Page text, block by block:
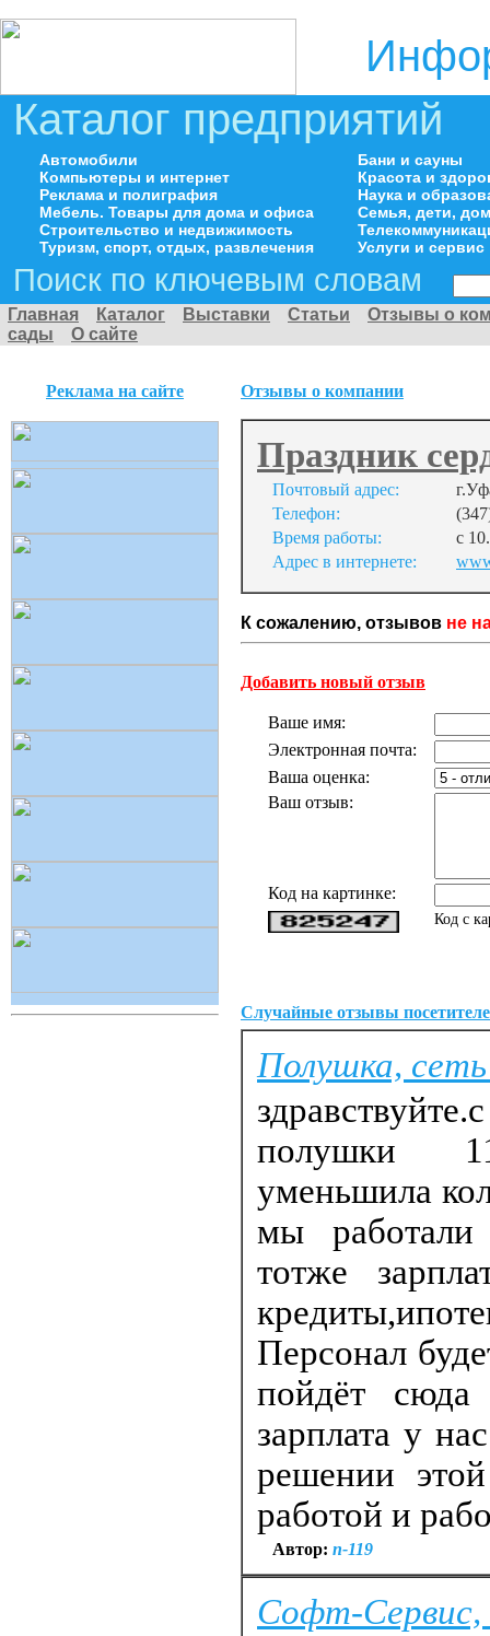
Каталог предприятий
Автомобили
Компьютеры и интернет
Реклама и полиграфия
Мебель. Товары для дома и офиса
Строительство и недвижимость
Туризм, спорт, отдых, развлечения
Бани и сауны
Красота и
Наука и
Семья, дети,
Услуги и сервис
Поиск по ключевым словам
Главная Каталог Выставки Статьи
Отзывы о
сады
О сайте
Реклама на сайте Отзывы о компании
Праздник
Почтовый адрес:
Телефон:
Время работы:
с
Адрес в интернете:
К сожалению, отзывов не
Добавить новый отзыв
Ваше имя:
Электронная почта:
Ваша оценка:
Ваш отзыв:
Код на картинке:
Код с
Случайные отзывы
Полушка,
полушки
уменьшила
мы
тотже
Персонал
пойдёт сюда
зарплата у
решении
работой и
Автор: п-119
Софт-